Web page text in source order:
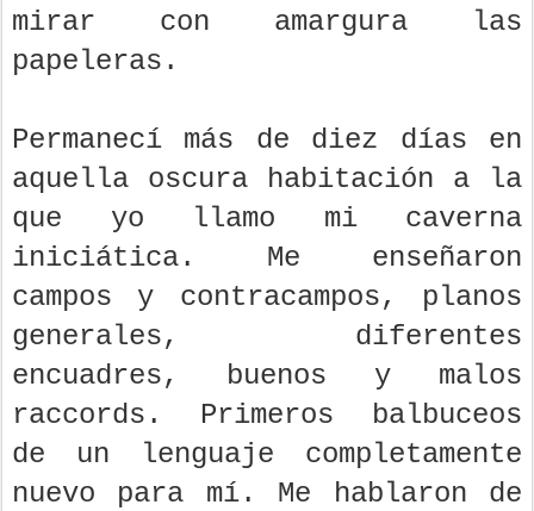
mirar con amargura las
papeleras.
Permanecí más de diez días en
aquella oscura habitación a la
que yo llamo mi caverna
iniciática. Me enseñaron
campos y contracampos, planos
generales, diferentes
encuadres, buenos y malos
raccords. Primeros balbuceos
de un lenguaje completamente
nuevo para mí. Me hablaron de